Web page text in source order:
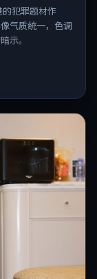
的犯罪题材作
气质统一，色调
示。